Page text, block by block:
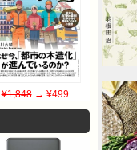
¥1,848→ ¥499